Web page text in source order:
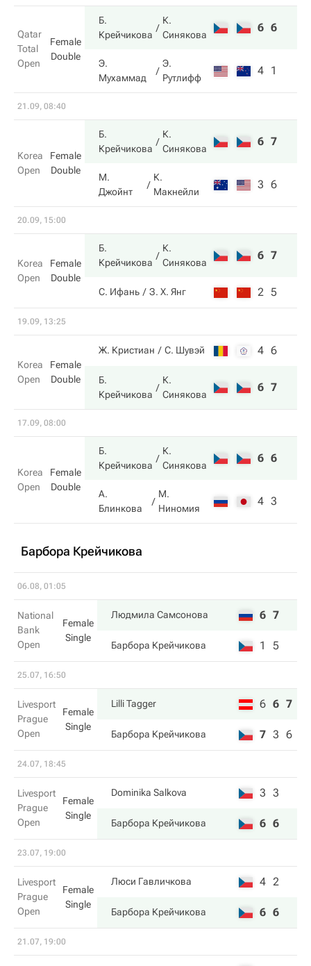
Qatar
Total
Open
Female
Double
Б.
Крейчикова
К.
Синякова
6 6
Э.
Мухаммад
Э.
Рутлифф
4 1
21.09, 08:40
Korea
Open
Female
Double
Б.
Крейчикова
К.
Синякова
6 7
М.
Джойнт
К.
Макнейли
3 6
20.09, 15:00
Korea
Open
Female
Double
Б.
Крейчикова
К.
Синякова
6 7
С. Ифань З. Х. Янг 2 5
19.09, 13:25
Korea
Open
Female
Double
Ж. Кристиан С. Шувэй 4 6
Б.
Крейчикова
К.
Синякова
6 7
17.09, 08:00
Korea
Open
Female
Double
Б.
Крейчикова
К.
Синякова
6 6
А.
Блинкова
М.
Ниномия
4 3
Барбора Крейчикова
06.08, 01:05
National
Bank
Open
Female
Single
Людмила Самсонова 6 7
Барбора Крейчикова 1 5
25.07, 16:50
Livesport
Prague
Open
Female
Single
Lilli Tagger 6 6 7
Барбора Крейчикова 7 3 6
24.07, 18:45
Livesport
Prague
Open
Female
Single
Dominika Salkova 3 3
Барбора Крейчикова 6 6
23.07, 19:00
Livesport
Prague
Open
Female
Single
Люси Гавличкова 4 2
Барбора Крейчикова 6 6
21.07, 19:00